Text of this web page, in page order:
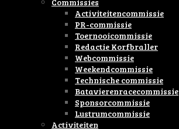
Activiteitencommissie
PR-commissie
Toernooicommissie
Redactie Korfbraller
Webcommissie
Weekendcommissie
Technische commissie
Batavierenracecommissie
Sponsorcommissie
Lustrumcommissie
Activiteiten